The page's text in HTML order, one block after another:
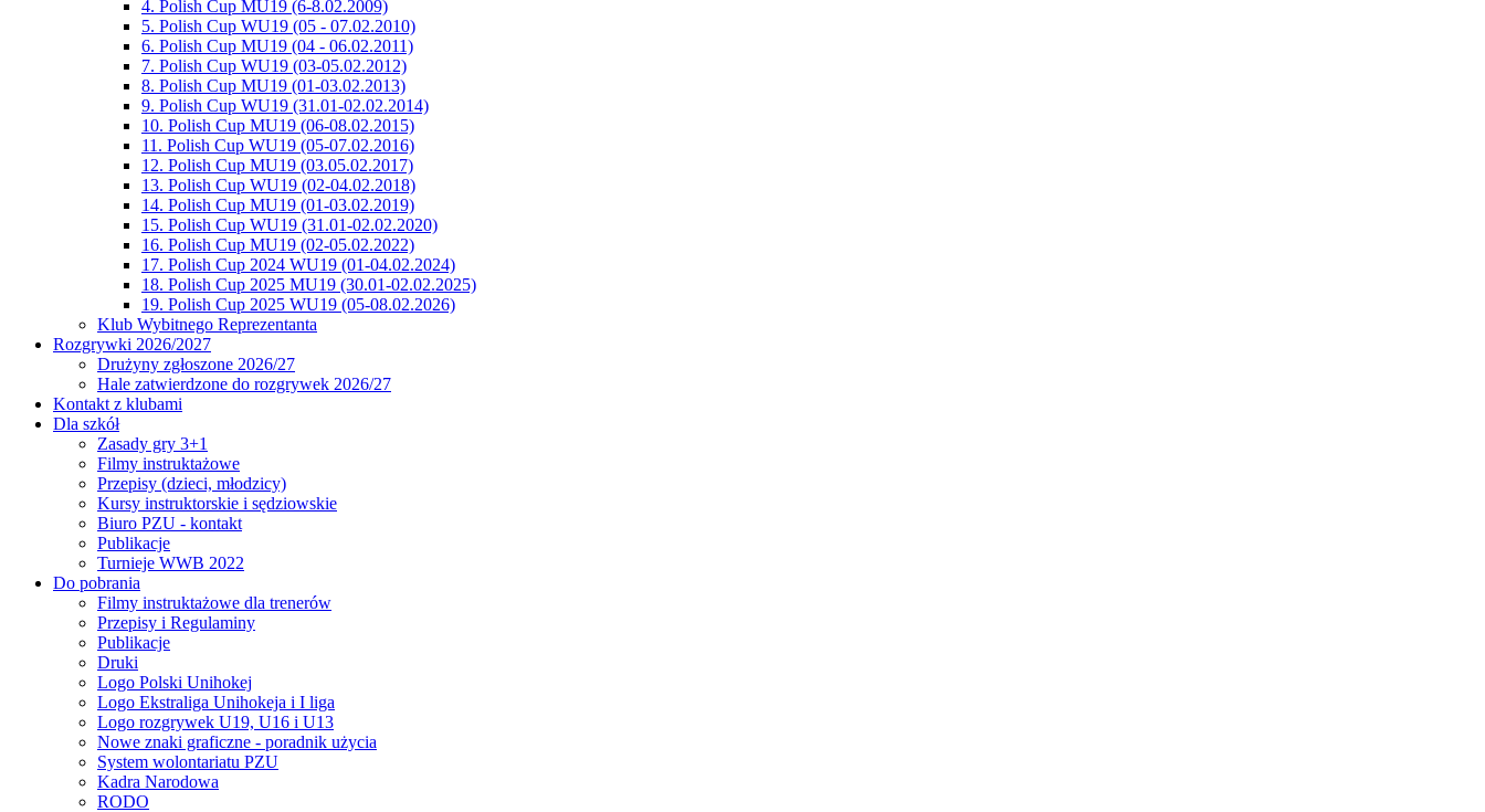
4. Polish Cup MU19 (6-8.02.2009)
5. Polish Cup WU19 (05 - 07.02.2010)
6. Polish Cup MU19 (04 - 06.02.2011)
7. Polish Cup WU19 (03-05.02.2012)
8. Polish Cup MU19 (01-03.02.2013)
9. Polish Cup WU19 (31.01-02.02.2014)
10. Polish Cup MU19 (06-08.02.2015)
11. Polish Cup WU19 (05-07.02.2016)
12. Polish Cup MU19 (03.05.02.2017)
13. Polish Cup WU19 (02-04.02.2018)
14. Polish Cup MU19 (01-03.02.2019)
15. Polish Cup WU19 (31.01-02.02.2020)
16. Polish Cup MU19 (02-05.02.2022)
17. Polish Cup 2024 WU19 (01-04.02.2024)
18. Polish Cup 2025 MU19 (30.01-02.02.2025)
19. Polish Cup 2025 WU19 (05-08.02.2026)
Klub Wybitnego Reprezentanta
Rozgrywki 2026/2027
Drużyny zgłoszone 2026/27
Hale zatwierdzone do rozgrywek 2026/27
Kontakt z klubami
Dla szkół
Zasady gry 3+1
Filmy instruktażowe
Przepisy (dzieci, młodzicy)
Kursy instruktorskie i sędziowskie
Biuro PZU - kontakt
Publikacje
Turnieje WWB 2022
Do pobrania
Filmy instruktażowe dla trenerów
Przepisy i Regulaminy
Publikacje
Druki
Logo Polski Unihokej
Logo Ekstraliga Unihokeja i I liga
Logo rozgrywek U19, U16 i U13
Nowe znaki graficzne - poradnik użycia
System wolontariatu PZU
Kadra Narodowa
RODO